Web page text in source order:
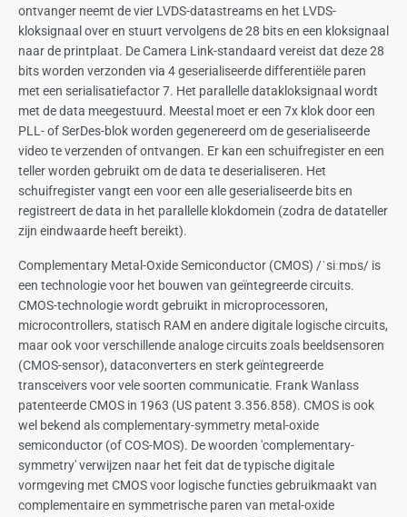
ontvanger neemt de vier LVDS-datastreams en het LVDS-
kloksignaal over en stuurt vervolgens de 28 bits en een kloksignaal
naar de printplaat. De Camera Link-standaard vereist dat deze 28
bits worden verzonden via 4 geserialiseerde differentiële paren
met een serialisatiefactor 7. Het parallelle datakloksignaal wordt
met de data meegestuurd. Meestal moet er een 7x klok door een
PLL- of SerDes-blok worden gegenereerd om de geserialiseerde
video te verzenden of ontvangen. Er kan een schuifregister en een
teller worden gebruikt om de data te deserialiseren. Het
schuifregister vangt een voor een alle geserialiseerde bits en
registreert de data in het parallelle klokdomein (zodra de datateller
zijn eindwaarde heeft bereikt).
Complementary Metal-Oxide Semiconductor (CMOS) /ˈsiːmɒs/ is
een technologie voor het bouwen van geïntegreerde circuits.
CMOS-technologie wordt gebruikt in microprocessoren,
microcontrollers, statisch RAM en andere digitale logische circuits,
maar ook voor verschillende analoge circuits zoals beeldsensoren
(CMOS-sensor), dataconverters en sterk geïntegreerde
transceivers voor vele soorten communicatie. Frank Wanlass
patenteerde CMOS in 1963 (US patent 3.356.858). CMOS is ook
wel bekend als complementary-symmetry metal-oxide
semiconductor (of COS-MOS). De woorden 'complementary-
symmetry' verwijzen naar het feit dat de typische digitale
vormgeving met CMOS voor logische functies gebruikmaakt van
complementaire en symmetrische paren van metal-oxide